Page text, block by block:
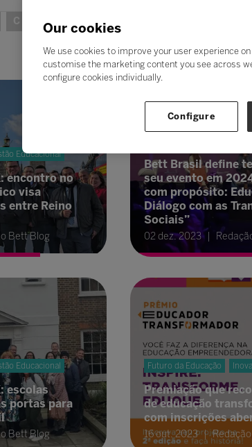
C D F
Educacional
encontro no
visa
entre Reino
Bett Blog
Educacional
escolas
portas para
Bett Blog
Bett Brasil define
seu evento em
com propósito:
Diálogo com as
Sociais”
02 dez. 2023
Futuro da Educação
Premiação que
de educação
com inscrições
16 out. 2023
Our cookies
We use cookies to improve your user experience
customise the marketing content you see across
configure cookies individually.
Configure